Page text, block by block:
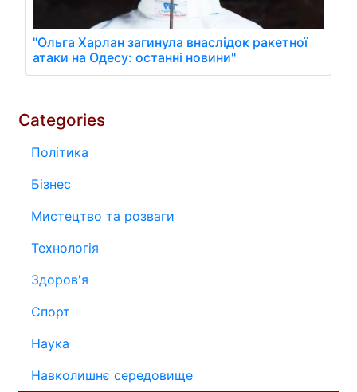
"Ольга Харлан загинула внаслідок ракетної
атаки на Одесу: останні новини"
Categories
Політика
Бізнес
Мистецтво та розваги
Технологія
Здоров'я
Спорт
Наука
Навколишнє середовище